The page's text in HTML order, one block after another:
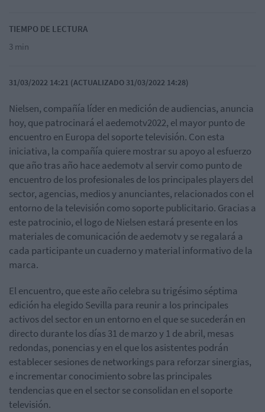
TIEMPO DE LECTURA
3 min
31/03/2022 14:21 (ACTUALIZADO 31/03/2022 14:28)
Nielsen, compañía líder en medición de audiencias, anuncia
hoy, que patrocinará el aedemotv2022, el mayor punto de
encuentro en Europa del soporte televisión. Con esta
iniciativa, la compañía quiere mostrar su apoyo al esfuerzo
que año tras año hace aedemotv al servir como punto de
encuentro de los profesionales de los principales players del
sector, agencias, medios y anunciantes, relacionados con el
entorno de la televisión como soporte publicitario. Gracias a
este patrocinio, el logo de Nielsen estará presente en los
materiales de comunicación de aedemotv y se regalará a
cada participante un cuaderno y material informativo de la
marca.
El encuentro, que este año celebra su trigésimo séptima
edición ha elegido Sevilla para reunir a los principales
activos del sector en un entorno en el que se sucederán en
directo durante los días 31 de marzo y 1 de abril, mesas
redondas, ponencias y en el que los asistentes podrán
establecer sesiones de networkings para reforzar sinergias,
e incrementar conocimiento sobre las principales
tendencias que en el sector se consolidan en el soporte
televisión.